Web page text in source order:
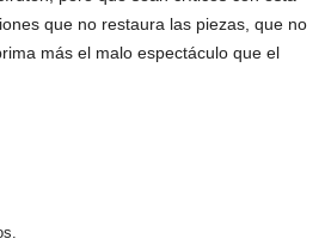
que no restaura las piezas, que no
más el malo espectáculo que el